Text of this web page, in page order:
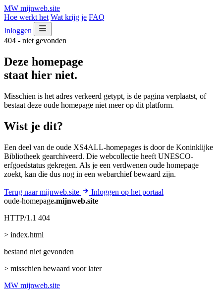
MW mijnweb.site
Hoe werkt het Wat krijg je FAQ
Inloggen
404 - niet gevonden
Deze homepage
staat hier niet.
Misschien is het adres verkeerd getypt, is de pagina verplaatst, of
bestaat deze oude homepage niet meer op dit platform.
Wist je dit?
Een deel van de oude XS4ALL-homepages is door de Koninklijke
Bibliotheek gearchiveerd. Die webcollectie heeft UNESCO-
erfgoedstatus gekregen. Als je een verdwenen oude homepage
zoekt, kan die dus nog in een webarchief bewaard zijn.
Terug naar mijnweb.site
Inloggen op het portaal
oude-homepage.mijnweb.site
HTTP/1.1 404
> index.html
bestand niet gevonden
> misschien bewaard voor later
MW mijnweb.site